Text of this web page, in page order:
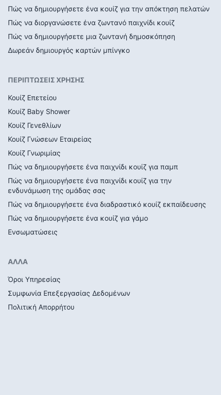
Πώς να δημιουργήσετε ένα κουίζ για την απόκτηση πελατών
Πώς να διοργανώσετε ένα ζωντανό παιχνίδι κουίζ
Πώς να δημιουργήσετε μια ζωντανή δημοσκόπηση
Δωρεάν δημιουργός καρτών μπίνγκο
ΠΕΡΙΠΤΩΣΕΙΣ ΧΡΗΣΗΣ
Κουίζ Επετείου
Κουίζ Baby Shower
Κουίζ Γενεθλίων
Κουίζ Γνώσεων Εταιρείας
Κουίζ Γνωριμίας
Πώς να δημιουργήσετε ένα παιχνίδι κουίζ για παμπ
Πώς να δημιουργήσετε ένα παιχνίδι κουίζ για την
ενδυνάμωση της ομάδας σας
Πώς να δημιουργήσετε ένα διαδραστικό κουίζ εκπαίδευσης
Πώς να δημιουργήσετε ένα κουίζ για γάμο
Ενσωματώσεις
ΑΛΛΑ
Όροι Υπηρεσίας
Συμφωνία Επεξεργασίας Δεδομένων
Πολιτική Απορρήτου